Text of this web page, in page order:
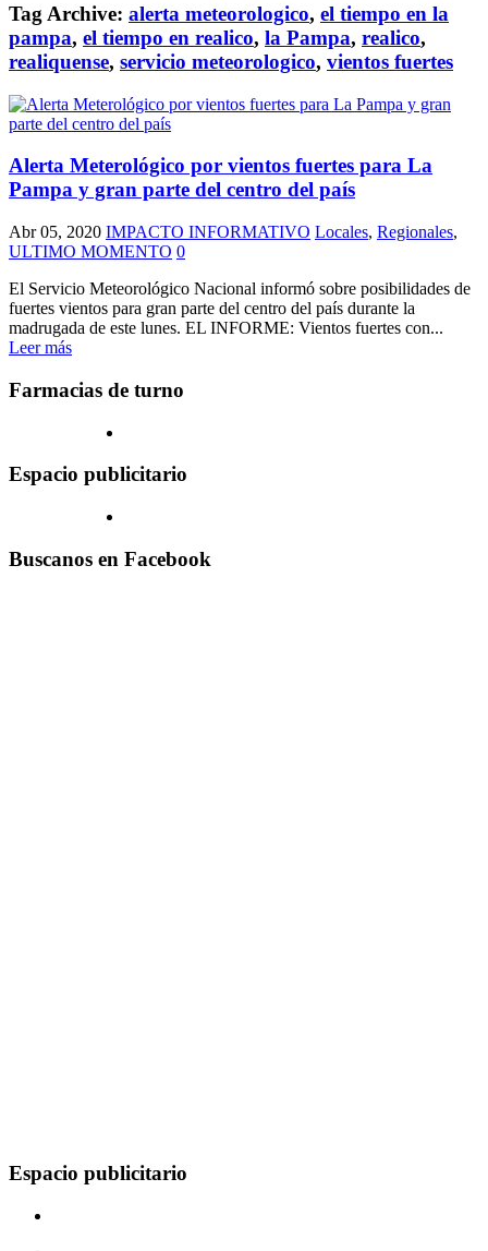
Tag Archive: alerta meteorologico, el tiempo en la
pampa, el tiempo en realico, la Pampa, realico,
realiquense, servicio meteorologico, vientos fuertes
Alerta Meterológico por vientos fuertes para La
Pampa y gran parte del centro del país
Abr 05, 2020 IMPACTO INFORMATIVO Locales, Regionales,
ULTIMO MOMENTO 0
El Servicio Meteorológico Nacional informó sobre posibilidades de
fuertes vientos para gran parte del centro del país durante la
madrugada de este lunes. EL INFORME: Vientos fuertes con...
Leer más
Farmacias de turno
Espacio publicitario
Buscanos en Facebook
Espacio publicitario